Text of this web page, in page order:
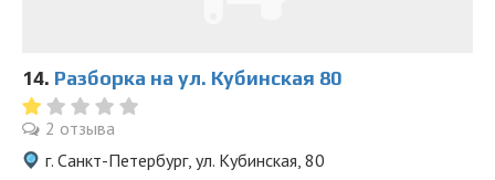
14. Разборка на ул. Кубинская 80
2 отзыва
г. Санкт-Петербург, ул. Кубинская, 80